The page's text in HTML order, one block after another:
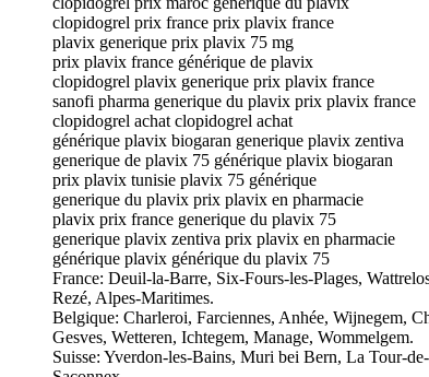
clopidogrel prix france prix plavix france
plavix generique prix plavix 75 mg
prix plavix france générique de plavix
clopidogrel plavix generique prix plavix france
sanofi pharma generique du plavix prix plavix france
clopidogrel achat clopidogrel achat
générique plavix biogaran generique plavix zentiva
generique de plavix 75 générique plavix biogaran
prix plavix tunisie plavix 75 générique
generique du plavix prix plavix en pharmacie
plavix prix france generique du plavix 75
generique plavix zentiva prix plavix en pharmacie
générique plavix générique du plavix 75
France: Deuil-la-Barre, Six-Fours-les-Plages,
Rezé, Alpes-Maritimes.
Belgique: Charleroi, Farciennes, Anhée, Wijnegem,
Gesves, Wetteren, Ichtegem, Manage, Wommelgem.
Suisse: Yverdon-les-Bains, Muri bei Bern, La Tour-